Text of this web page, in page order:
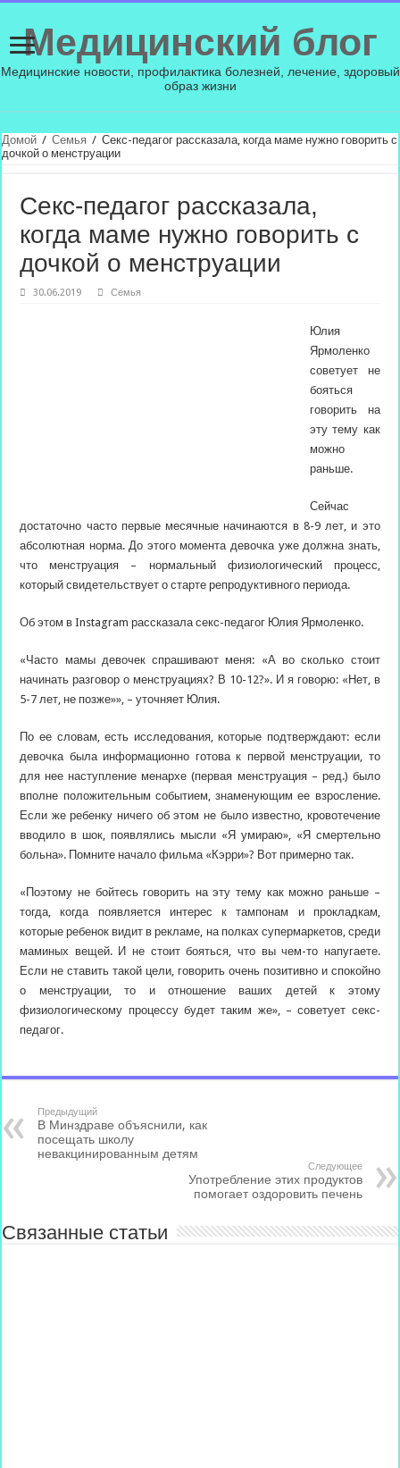
Медицинский блог
Медицинские новости, профилактика болезней, лечение, здоровый
образ жизни
Домой / Семья / Секс-педагог рассказала, когда маме нужно говорить с
дочкой о менструации
Секс-педагог рассказала,
когда маме нужно говорить с
дочкой о менструации
30.06.2019 Семья
Юлия
Ярмоленко
советует не
бояться
говорить на
эту тему как
можно
раньше.
Сейчас
достаточно часто первые месячные начинаются в 8-9 лет, и это
абсолютная норма. До этого момента девочка уже должна знать,
что менструация – нормальный физиологический процесс,
которыйсвидетельствует о старте репродуктивного периода.
Об этом в Instagram рассказала секс-педагог Юлия Ярмоленко.
«Часто мамы девочек спрашивают меня: «А во сколько стоит
начинать разговор о менструациях? В 10-12?». И я говорю: «Нет, в
5-7 лет, не позже»», – уточняет Юлия.
По ее словам, есть исследования, которые подтверждают: если
девочка была информационно готова к первой менструации, то
для нее наступление менархе (первая менструация – ред.) было
вполне положительным событием, знаменующим ее взросление.
Если же ребенку ничего об этом не было известно, кровотечение
вводило в шок, появлялись мысли «Я умираю», «Я смертельно
больна». Помните начало фильма «Кэрри»? Вот примерно так.
«Поэтому не бойтесь говорить на эту тему как можно раньше –
тогда, когда появляется интерес к тампонам и прокладкам,
которые ребенок видит в рекламе, на полках супермаркетов, среди
маминых вещей. И не стоит бояться, что вы чем-то напугаете.
Если не ставить такой цели, говорить очень позитивно и спокойно
о менструации, то и отношение ваших детей к этому
физиологическому процессу будет таким же», – советует секс-
педагог.
Предыдущий
В Минздраве объяснили, как
посещать школу
невакцинированным детям
Следующее
Употребление этих продуктов
помогает оздоровить печень
Связанные статьи